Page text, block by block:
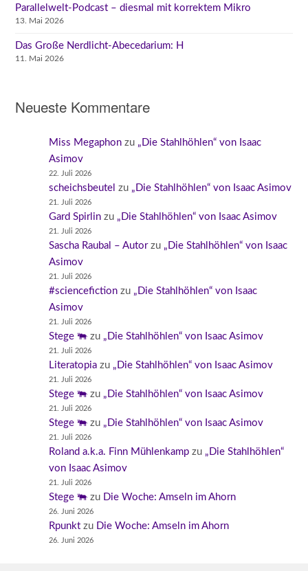
Parallelwelt-Podcast – diesmal mit korrektem Mikro
13. Mai 2026
Das Große Nerdlicht-Abecedarium: H
11. Mai 2026
Neueste Kommentare
Miss Megaphon zu „Die Stahlhöhlen“ von Isaac
Asimov
22. Juli 2026
scheichsbeutel zu „Die Stahlhöhlen“ von Isaac Asimov
21. Juli 2026
Gard Spirlin zu „Die Stahlhöhlen“ von Isaac Asimov
21. Juli 2026
Sascha Raubal – Autorzu „Die Stahlhöhlen“ von Isaac
Asimov
21. Juli 2026
#sciencefiction zu „Die Stahlhöhlen“ von Isaac
Asimov
21. Juli 2026
Stege 🐃 zu „Die Stahlhöhlen“ von Isaac Asimov
21. Juli 2026
Literatopia zu „Die Stahlhöhlen“ von Isaac Asimov
21. Juli 2026
Stege 🐃 zu „Die Stahlhöhlen“ von Isaac Asimov
21. Juli 2026
Stege 🐃 zu „Die Stahlhöhlen“ von Isaac Asimov
21. Juli 2026
Roland a.k.a. Finn Mühlenkamp zu „Die Stahlhöhlen“
von Isaac Asimov
21. Juli 2026
Stege 🐃 zu Die Woche: Amseln im Ahorn
26. Juni 2026
Rpunkt zu Die Woche: Amseln im Ahorn
26. Juni 2026